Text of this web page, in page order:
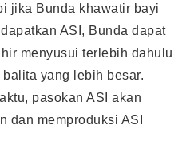
jika Bunda khawatir bayi
ASI, Bunda dapat
menyusui terlebih dahulu
yang lebih besar.
pasokan ASI akan
dan memproduksi ASI